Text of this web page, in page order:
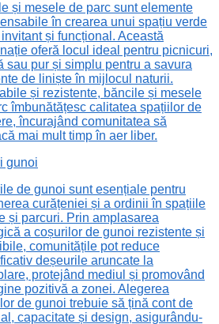
și mesele de parc sunt elemente
în crearea unui spațiu verde
și funcțional. Această
oferă locul ideal pentru picnicuri,
sau pur și simplu pentru a savura
de liniște în mijlocul naturii.
și rezistente, băncile și mesele
îmbunătățesc calitatea spațiilor de
încurajând comunitatea să
mai mult timp în aer liber.
gunoi
de gunoi sunt esențiale pentru
curățeniei și a ordinii în spațiile
și parcuri. Prin amplasarea
a coșurilor de gunoi rezistente și
comunitățile pot reduce
deșeurile aruncate la
protejând mediul și promovând
pozitivă a zonei. Alegerea
de gunoi trebuie să țină cont de
capacitate și design, asigurându-